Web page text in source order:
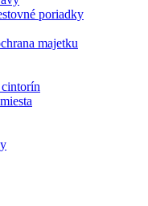
poriadky
majetku